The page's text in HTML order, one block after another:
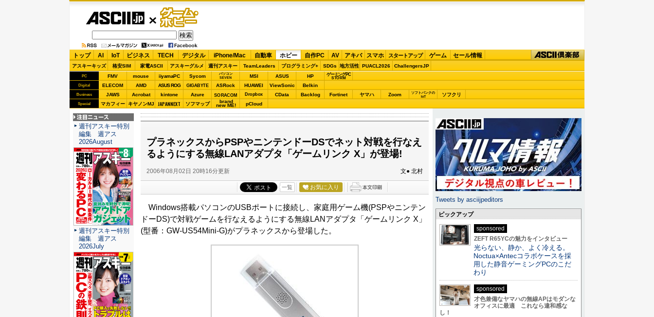
ゲーム・
ホビー
トップ AI IoT ビジネス TECH デジタル iPhone/Mac 自動車 ホビー 自作PC AV アキバ スマホ スタートアップ ゲーム セール情報
アスキーキッズ 格安SIM 家電ASCII アスキーグルメ 週刊アスキー TeamLeaders プログラミング+ SDGs 地方活性 PUACL2026 ChallengersJP
PC FMV mouse iiyamaPC Sycom
パソコン
SEVEN
MSI ASUS HP ゲーミングPC
STORM
Digital ELECOM AMD ASUS ROG GIGABYTE ASRock HUAWEI ViewSonic Belkin
Business JAWS Acrobat kintone Azure SORACOM Dropbox CData Backlog Fortinet ヤマハ Zoom
ソフトバンクの
IoT
ソフクリ
Special マカフィー キヤノンMJ JAPANNEXT ソフマップ brand
new ME! pCloud
プラネックスからPSPやニンテンドーDSでネット対戦を行なえ
るようにする無線LANアダプタ「ゲームリンク X」が登場!
2006年08月02日 20時16分更新 文● 北村
一覧 お気に入り
Windows搭載パソコンのUSBポートに接続し、家庭用ゲーム機(PSPやニンテン
ドーDS)で対戦ゲームを行なえるようにする無線LANアダプタ「ゲームリンク X」
(型番：GW-US54Mini-G)がプラネックスから登場した。
注目ニュース
週刊アスキー特別
編集 週アス
2026August
週刊アスキー特別
編集 週アス
2026July
Tweets by asciijpeditors
ピックアップ
sponsored
ZEFT R65YCの魅力をインタビュー
光らない、静か、よく冷える。
Noctua×Antecコラボケースを採
用した静音ゲーミングPCのこだ
わり
sponsored
才色兼備なヤマハの無線APはモダンな
オフィスに最適 これなら違和感な
し！